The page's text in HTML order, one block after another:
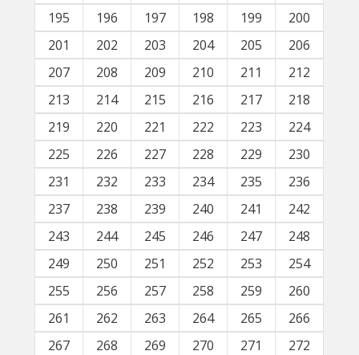
195
196 197 198 199
200
201
202 203 204 205
206
207
208 209 210 211
212
213
214 215 216 217
218
219
220 221 222 223
224
225
226 227 228 229
230
231
232 233 234 235
236
237
238 239 240 241
242
243
244 245 246 247
248
249
250 251 252 253
254
255
256 257 258 259
260
261
262 263 264 265
266
267
268 269 270 271
272